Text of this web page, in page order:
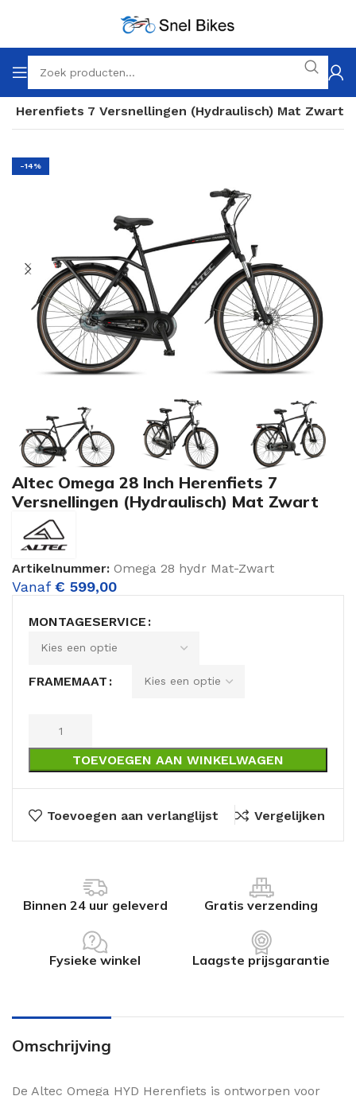
Herenfiets 7 Versnellingen (Hydraulisch) Mat Zwart
-14%
Altec Omega 28 Inch Herenfiets 7
Versnellingen (Hydraulisch) Mat Zwart
Artikelnummer: Omega 28 hydr Mat-Zwart
Vanaf € 599,00
MONTAGESERVICE
FRAMEMAAT
TOEVOEGEN AAN WINKELWAGEN
Toevoegen aan verlanglijst Vergelijken
Binnen 24 uur geleverd Gratis verzending
Fysieke winkel Laagste prijsgarantie
Omschrijving
De Altec Omega HYD Herenfiets is ontworpen voor